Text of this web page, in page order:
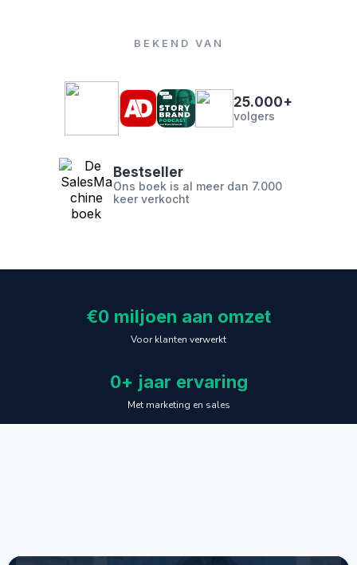
BEKEND VAN
25.000+
volgers
Bestseller
Ons boek is al meer dan 7.000
keer verkocht
€0 miljoen aan omzet
Voor klanten verwerkt
0+ jaar ervaring
Met marketing en sales